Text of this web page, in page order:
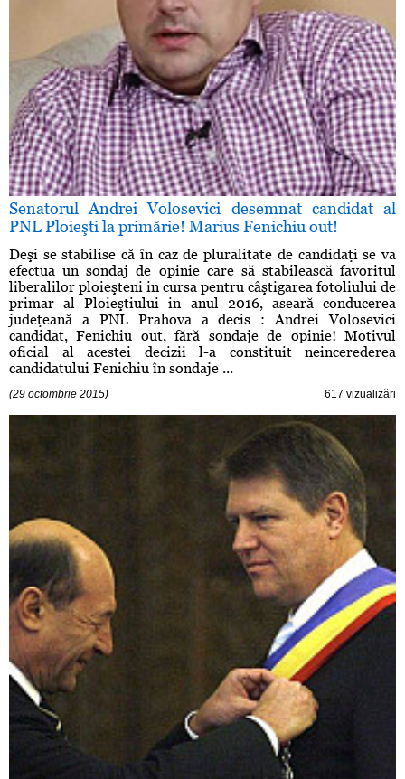
Senatorul Andrei Volosevici desemnat candidat al
PNL Ploieşti la primărie! Marius Fenichiu out!
Deşi se stabilise că în caz de pluralitate de candidaţi se va
efectua un sondaj de opinie care să stabilească favoritul
liberalilor ploieşteni in cursa pentru câştigarea fotoliului de
primar al Ploieştiului in anul 2016, aseară conducerea
judeţeană a PNL Prahova a decis : Andrei Volosevici
candidat, Fenichiu out, fără sondaje de opinie! Motivul
oficial al acestei decizii l-a constituit neincerederea
candidatului Fenichiu în sondaje ...
(29 octombrie 2015) 617 vizualizări